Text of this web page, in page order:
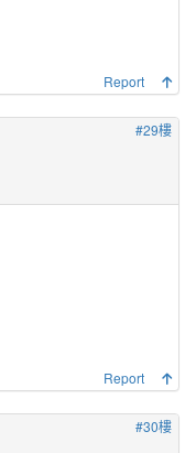
Report
#29樓
Report
#30樓